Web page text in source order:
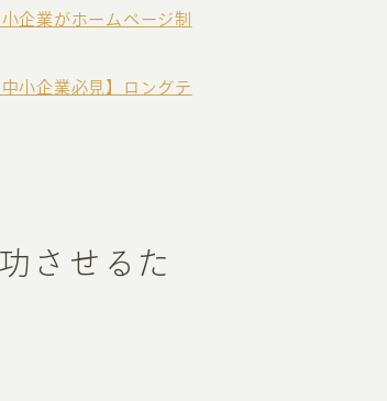
企業がホームページ制
小企業必見】ロングテ
させるた